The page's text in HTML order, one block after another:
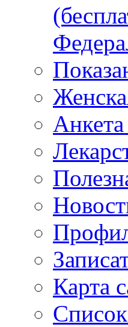
Карта